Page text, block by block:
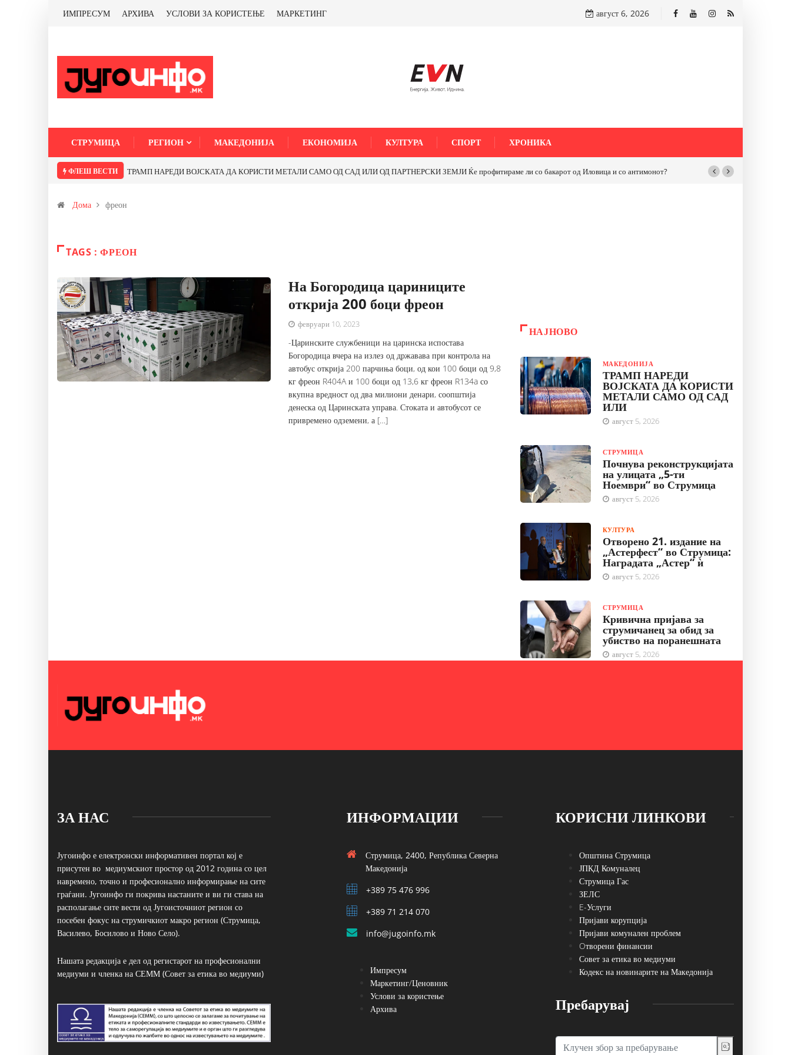
ИМПРЕСУМ АРХИВА УСЛОВИ ЗА КОРИСТЕЊЕ МАРКЕТИНГ август 6, 2026
СТРУМИЦА РЕГИОН МАКЕДОНИЈА ЕКОНОМИЈА КУЛТУРА СПОРТ ХРОНИКА
ФЛЕШ ВЕСТИ ТРАМП НАРЕДИ ВОЈСКАТА ДА КОРИСТИ МЕТАЛИ САМО ОД САД ИЛИ ОД ПАРТНЕРСКИ ЗЕМЈИ Ќе профитираме ли со бакарот од Иловица и со антимонот?
Дома фреон
TAGS : ФРЕОН
На Богородица цариниците
открија 200 боци фреон
февруари 10, 2023
-Царинските службеници на царинска испостава
Богородица вчера на излез од државава при контрола на
автобус открија 200 парчиња боци, од кои 100 боци од 9,8
кг фреон R404A и 100 боци од 13,6 кг фреон R134a со
вкупна вредност од два милиони денари, соопштија
денеска од Царинската управа. Стоката и автобусот се
привремено одземени, а […]
НАЈНОВО
МАКЕДОНИЈА
ТРАМП НАРЕДИ
ВОЈСКАТА ДА КОРИСТИ
МЕТАЛИ САМО ОД САД
ИЛИ
август 5, 2026
СТРУМИЦА
Почнува реконструкцијата
на улицата „5-ти
Ноември“ во Струмица
август 5, 2026
КУЛТУРА
Отворено 21. издание на
„Астерфест“ во Струмица:
Наградата „Астер“ ѝ
август 5, 2026
СТРУМИЦА
Кривична пријава за
струмичанец за обид за
убиство на поранешната
август 5, 2026
ЗА НАС
Југоинфо е електронски информативен портал кој е
присутен во медиумскиот простор од 2012 година со цел
навремено, точно и професионално информирање на сите
граѓани. Југоинфо ги покрива настаните и ви ги става на
располагање сите вести од Југоисточниот регион со
посебен фокус на струмичкиот макро регион (Струмица,
Василево, Босилово и Ново Село).
Нашата редакција е дел од регистарот на професионални
медиуми и членка на СЕММ (Совет за етика во медиуми)
ИНФОРМАЦИИ
Струмица, 2400, Република Северна
Македонија
+389 75 476 996
+389 71 214 070
info@jugoinfo.mk
Импресум
Маркетинг/Ценовник
Услови за користење
Архива
КОРИСНИ ЛИНКОВИ
Општина Струмица
ЈПКД Комуналец
Струмица Гас
ЗЕЛС
E-Услуги
Пријави корупција
Пријави комунален проблем
Oтворени финансии
Совет за етика во медиуми
Кодекс на новинарите на Македонија
Пребарувај